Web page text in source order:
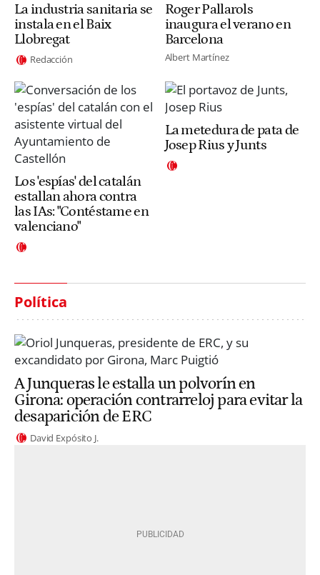
La industria sanitaria se
instala en el Baix
Llobregat
Redacción
Roger Pallarols
inaugura el verano en
Barcelona
Albert Martínez
Los 'espías' del catalán
estallan ahora contra
las IAs: "Contéstame en
valenciano"
La metedura de pata de
Josep Rius y Junts
Política
A Junqueras le estalla un polvorín en
Girona: operación contrarreloj para evitar la
desaparición de ERC
David Expósito J.